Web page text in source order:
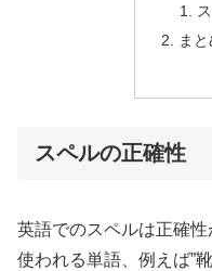
まと
スペルの正確性
英語でのスペルは正確
使われる単語、例えば”